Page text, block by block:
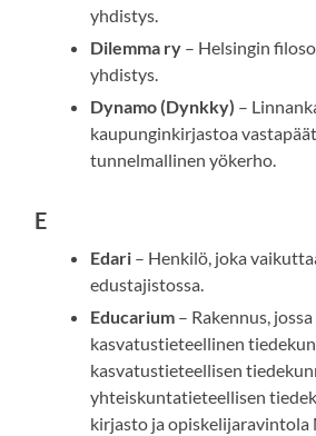
yhdistys.
Dilemma ry – Helsingin
yhdistys.
Dynamo (Dynkky) –
kaupunginkirjastoa
tunnelmallinen yökerho.
E
Edari – Henkilö, joka
edustajistossa.
Educarium – Rakennus,
kasvatustieteellinen
kasvatustieteellisen
yhteiskuntatieteellisen
kirjasto ja opiskelijaravintola